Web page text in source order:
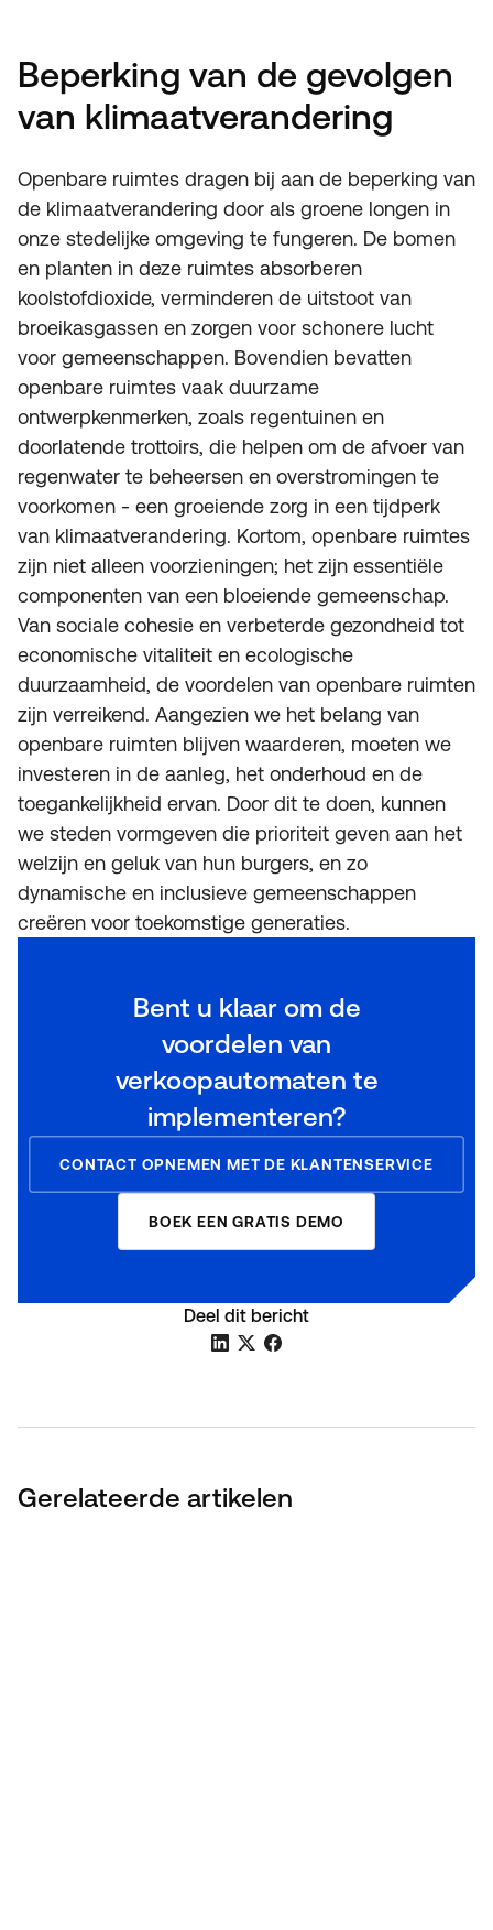
Beperking van de gevolgen
van klimaatverandering
Openbare ruimtes dragen bij aan de beperking van
de klimaatverandering door als groene longen in
onze stedelijke omgeving te fungeren. De bomen
en planten in deze ruimtes absorberen
koolstofdioxide, verminderen de uitstoot van
broeikasgassen en zorgen voor schonere lucht
voor gemeenschappen. Bovendien bevatten
openbare ruimtes vaak duurzame
ontwerpkenmerken, zoals regentuinen en
doorlatende trottoirs, die helpen om de afvoer van
regenwater te beheersen en overstromingen te
voorkomen - een groeiende zorg in een tijdperk
van klimaatverandering. Kortom, openbare ruimtes
zijn niet alleen voorzieningen; het zijn essentiële
componenten van een bloeiende gemeenschap.
Van sociale cohesie en verbeterde gezondheid tot
economische vitaliteit en ecologische
duurzaamheid, de voordelen van openbare ruimten
zijn verreikend. Aangezien we het belang van
openbare ruimten blijven waarderen, moeten we
investeren in de aanleg, het onderhoud en de
toegankelijkheid ervan. Door dit te doen, kunnen
we steden vormgeven die prioriteit geven aan het
welzijn en geluk van hun burgers, en zo
dynamische en inclusieve gemeenschappen
creëren voor toekomstige generaties.
Bent u klaar om de
voordelen van
verkoopautomaten te
implementeren?
CONTACT OPNEMEN MET DE KLANTENSERVICE
BOEK EEN GRATIS DEMO
Deel dit bericht
Gerelateerde artikelen